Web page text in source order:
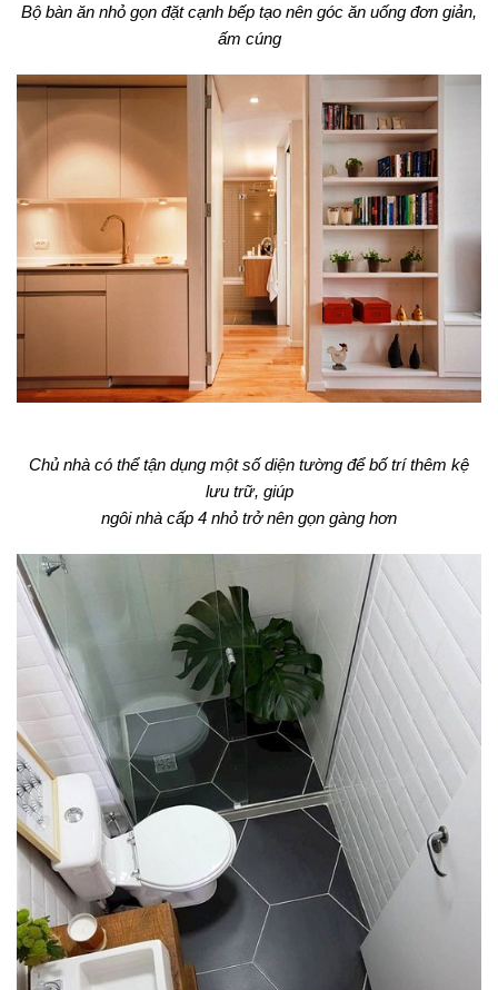
Bộ bàn ăn nhỏ gọn đặt cạnh bếp tạo nên góc ăn uống đơn giản,
ấm cúng
Chủ nhà có thể tận dụng một số diện tường để bố trí thêm kệ
lưu trữ, giúp
ngôi nhà cấp 4 nhỏ trở nên gọn gàng hơn